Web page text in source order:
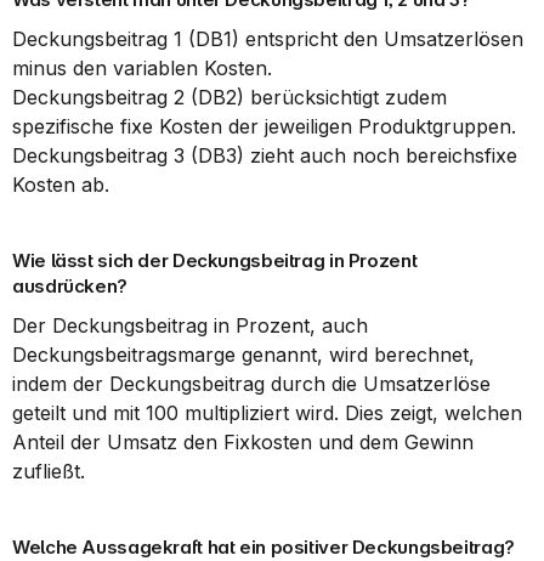
Deckungsbeitrag 1 (DB1) entspricht den Umsatzerlösen
minus den variablen Kosten.
Deckungsbeitrag 2 (DB2) berücksichtigt zudem
spezifische fixe Kosten der jeweiligen Produktgruppen.
Deckungsbeitrag 3 (DB3) zieht auch noch bereichsfixe
Kosten ab.
Wie lässt sich der Deckungsbeitrag in Prozent
ausdrücken?
Der Deckungsbeitrag in Prozent, auch
Deckungsbeitragsmarge genannt, wird berechnet,
indem der Deckungsbeitrag durch die Umsatzerlöse
geteilt und mit 100 multipliziert wird. Dies zeigt, welchen
Anteil der Umsatz den Fixkosten und dem Gewinn
zufließt.
Welche Aussagekraft hat ein positiver Deckungsbeitrag?